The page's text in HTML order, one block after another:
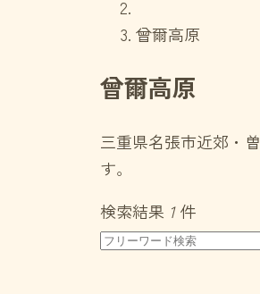
曾爾高原
曾爾高原
三重県名張市近郊・
す。
検索結果 1件